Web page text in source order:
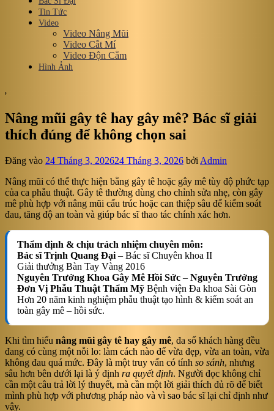
Tin Tức
Video
Video Nâng Mũi
Video Cắt Mí
Video Độn Cằm
Hình Ảnh
,
Nâng mũi gây tê hay gây mê? Bác sĩ giải
thích đúng để không chọn sai
Đăng vào 24 Tháng 3, 202624 Tháng 3, 2026 bởi Admin
Nâng mũi có thể thực hiện bằng gây tê hoặc gây mê tùy độ phức tạp
của ca phẫu thuật. Gây tê thường dùng cho chỉnh sửa nhẹ, còn gây
mê phù hợp với nâng mũi cấu trúc hoặc can thiệp sâu để kiểm soát
đau, tăng độ an toàn và giúp bác sĩ thao tác chính xác hơn.
Thẩm định & chịu trách nhiệm chuyên môn:
Bác sĩ Trịnh Quang Đại – Bác sĩ Chuyên khoa II
Giải thưởng Bàn Tay Vàng 2016
Nguyên Trưởng Khoa Gây Mê Hồi Sức – Nguyên Trưởng
Đơn Vị Phẫu Thuật Thẩm Mỹ Bệnh viện Đa khoa Sài Gòn
Hơn 20 năm kinh nghiệm phẫu thuật tạo hình & kiểm soát an
toàn gây mê – hồi sức.
Khi tìm hiểu nâng mũi gây tê hay gây mê, đa số khách hàng đều
đang có cùng một nỗi lo: làm cách nào để vừa đẹp, vừa an toàn, vừa
không đau quá mức. Đây là một truy vấn có tính so sánh, nhưng
sâu hơn bên dưới lại là ý định ra quyết định. Người đọc không chỉ
cần một câu trả lời lý thuyết, mà cần một lời giải thích đủ rõ để biết
mình phù hợp với phương pháp nào và vì sao bác sĩ lại chỉ định như
vậy.